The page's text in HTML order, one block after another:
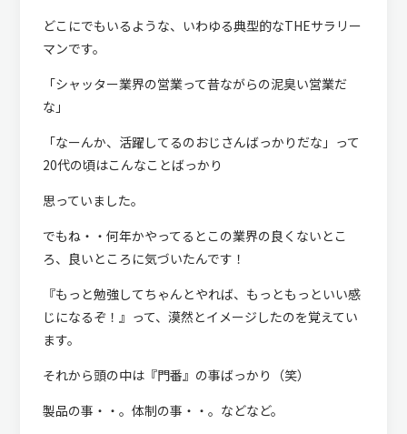
どこにでもいるような、いわゆる典型的なTHEサラリー
マンです。
「シャッター業界の営業って昔ながらの泥臭い営業だ
な」
「なーんか、活躍してるのおじさんばっかりだな」って
20代の頃はこんなことばっかり
思っていました。
でもね・・何年かやってるとこの業界の良くないとこ
ろ、良いところに気づいたんです！
『もっと勉強してちゃんとやれば、もっともっといい感
じになるぞ！』って、漠然とイメージしたのを覚えてい
ます。
それから頭の中は『門番』の事ばっかり（笑）
製品の事・・。体制の事・・。などなど。